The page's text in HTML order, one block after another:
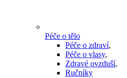
Péče o tělo
Péče o zdraví,
Péče o vlasy,
Zdravé ovzduší,
Ručníky